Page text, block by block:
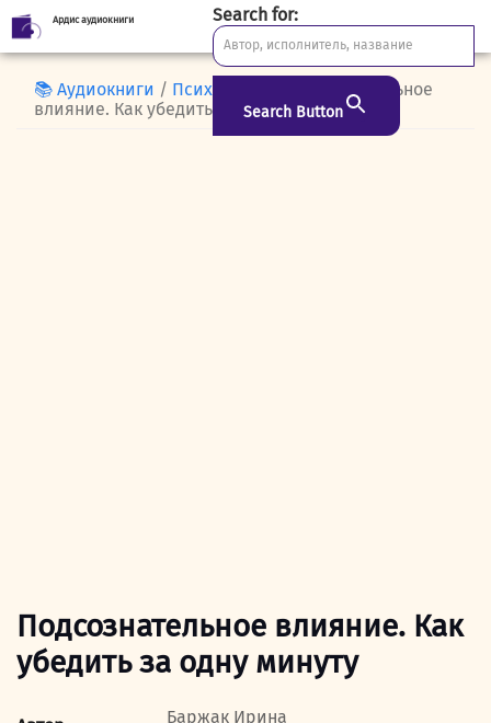
Skip
to
Ардис аудиокниги Search for:
Search Button
📚 Аудиокниги / Психология
/ Подсознательное
влияние. Как убедить за одну минуту
Подсознательное влияние. Как
убедить за одну минуту
Баржак Ирина